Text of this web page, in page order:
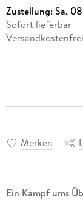
Zustellung:Sa,
Sofort lieferbar
Versandkostenfrei
Merken
Ein Kampf ums